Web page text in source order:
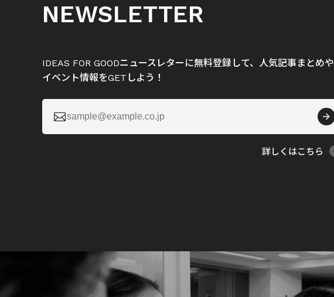
NEWSLETTER
IDEAS FOR GOODニュースレターに無料登録して、人気記事まとめや
イベント情報をGETしよう！

詳しくはこちら